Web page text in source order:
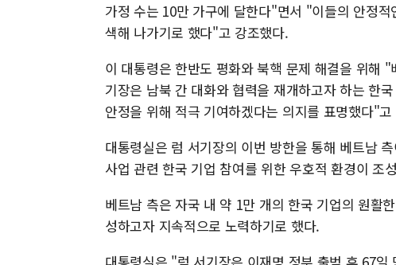
가정 수는 10만 가구에 달한다"면서 "이들의 안정
색해 나가기로 했다"고 강조했다.
이 대통령은 한반도 평화와 북핵 문제 해결을 위해
기장은 남북 간 대화와 협력을 재개하고자 하는 한
안정을 위해 적극 기여하겠다는 의지를 표명했다"
대통령실은 럼 서기장의 이번 방한을 통해 베트남
사업 관련 한국 기업 참여를 위한 우호적 환경이 조
베트남 측은 자국 내 약 1만 개의 한국 기업의 원활
성하고자 지속적으로 노력하기로 했다.